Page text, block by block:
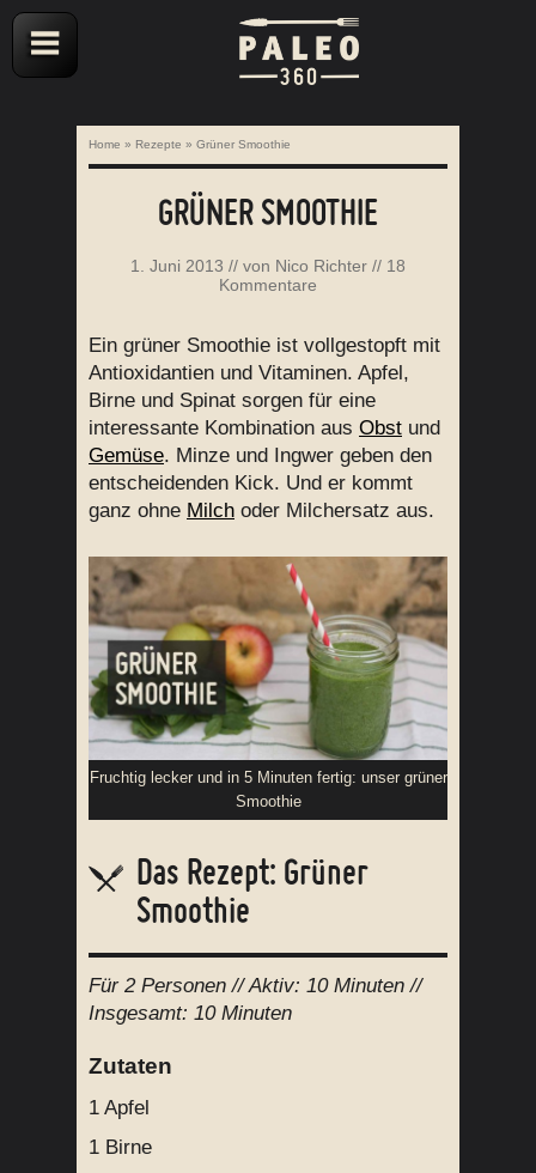
Home » Rezepte » Grüner Smoothie
GRÜNER SMOOTHIE
1. Juni 2013 // von Nico Richter // 18
Kommentare
Ein grüner Smoothie ist vollgestopft mit
Antioxidantien und Vitaminen. Apfel,
Birne und Spinat sorgen für eine
interessante Kombination aus Obst und
Gemüse. Minze und Ingwer geben den
entscheidenden Kick. Und er kommt
ganz ohne Milch oder Milchersatz aus.
Fruchtig lecker und in 5 Minuten fertig: unser grüner
Smoothie
Das Rezept: Grüner
Smoothie
Für 2 Personen // Aktiv: 10 Minuten //
Insgesamt: 10 Minuten
Zutaten
1 Apfel
1 Birne